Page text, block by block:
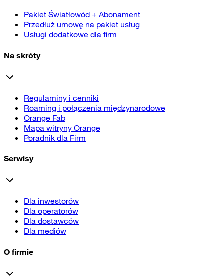
Pakiet Światłowód + Abonament
Przedłuż umowę na pakiet usług
Usługi dodatkowe dla firm
Na skróty
Regulaminy i cenniki
Roaming i połączenia międzynarodowe
Orange Fab
Mapa witryny Orange
Poradnik dla Firm
Serwisy
Dla inwestorów
Dla operatorów
Dla dostawców
Dla mediów
O firmie